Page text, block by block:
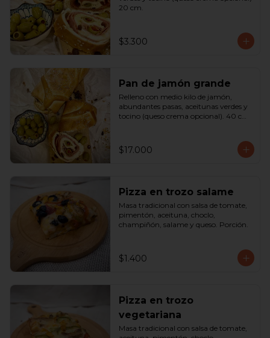
20 cm.
$3.300
Pan de jamón grande
Relleno con medio kilo de jamón,
abundantes pasas, aceitunas verdes y
tocino (queso crema opcional). 40 cm
$17.000
Pizza en trozo salame
Masa tradicional con salsa de tomate,
pimentón, aceituna, choclo,
champiñón, salame y queso. Porción.
$1.400
Pizza en trozo
vegetariana
Masa tradicional con salsa de tomate,